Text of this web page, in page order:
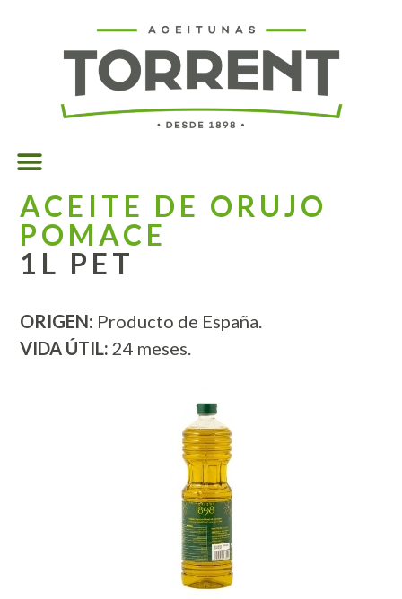
ACEITE DE ORUJO
POMACE
1L PET
ORIGEN: Producto de España.
VIDA ÚTIL: 24 meses.